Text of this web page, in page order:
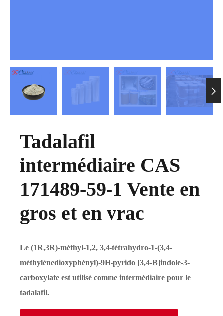

Tadalafil
intermédiaire CAS
171489-59-1 Vente en
gros et en vrac
Le (1R,3R)-méthyl-1,2, 3,4-tétrahydro-1-(3,4-
méthylènedioxyphényl)-9H-pyrido [3,4-B]indole-3-
carboxylate est utilisé comme intermédiaire pour le
tadalafil.